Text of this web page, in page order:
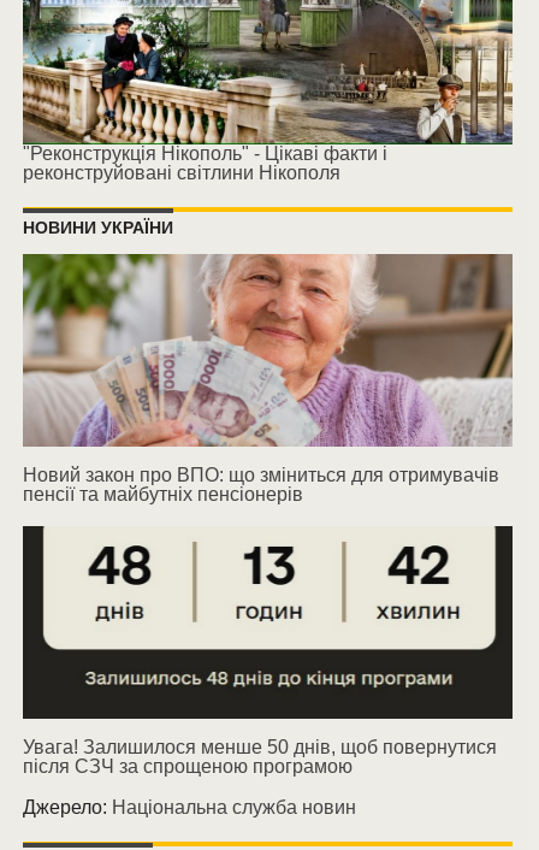
"Реконструкція Нікополь" - Цікаві факти і
реконструйовані світлини Нікополя
НОВИНИ УКРАЇНИ
Новий закон про ВПО: що зміниться для отримувачів
пенсії та майбутніх пенсіонерів
Увага! Залишилося менше 50 днів, щоб повернутися
після СЗЧ за спрощеною програмою
Джерело: Національна служба новин